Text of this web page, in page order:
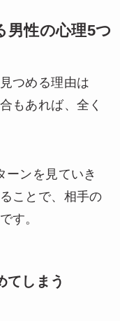
男性の心理5つ
つめる理由は
もあれば、全く
ーンを見ていき
ことで、相手の
す。
てしまう